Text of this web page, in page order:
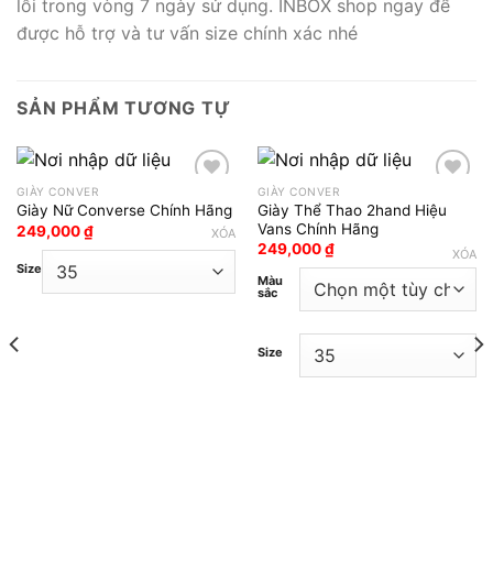
lỗi trong vòng 7 ngày sử dụng. INBOX shop ngay để
được hỗ trợ và tư vấn size chính xác nhé
SẢN PHẨM TƯƠNG TỰ
Add to wishlist
GIÀY CONVER
Giày Nữ Converse Chính Hãng
249,000₫
Size
XÓA Add to wishlist
GIÀY CONVER
Giày Thể Thao 2hand Hiệu
Vans Chính Hãng
249,000₫
Màu
sắc
Size
XÓA